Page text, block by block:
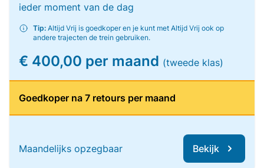
ieder moment van de dag
Tip: Altijd Vrij is goedkoper en je kunt met Altijd Vrij ook op
andere trajecten de trein gebruiken.
€ 400,00 per maand (tweede klas)
Goedkoper na 7 retours per maand
Maandelijks opzegbaar Bekijk